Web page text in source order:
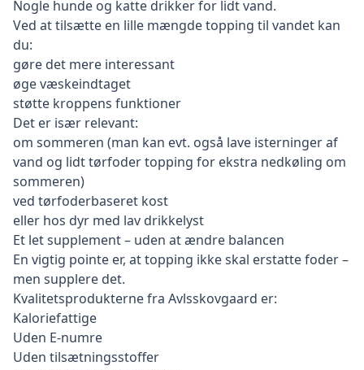
Nogle hunde og katte drikker for lidt vand.
Ved at tilsætte en lille mængde topping til vandet kan
du:
gøre det mere interessant
øge væskeindtaget
støtte kroppens funktioner
Det er især relevant:
om sommeren (man kan evt. også lave isterninger af
vand og lidt tørfoder topping for ekstra nedkøling om
sommeren)
ved tørfoderbaseret kost
eller hos dyr med lav drikkelyst
Et let supplement – uden at ændre balancen
En vigtig pointe er, at topping ikke skal erstatte foder –
men supplere det.
Kvalitetsprodukterne fra Avlsskovgaard er:
Kaloriefattige
Uden E-numre
Uden tilsætningsstoffer